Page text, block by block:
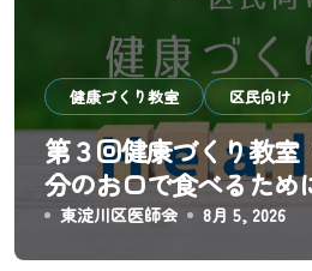
シ
ョ
ン
健康づくり教室 区民向け
第３回健康づくり教室
分のお口で食べるため
レイル予防と歯科医院
～」
東淀川区医師会 8月 5, 2026